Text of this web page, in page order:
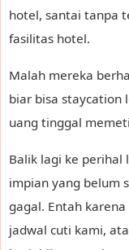
hotel, santai tanpa
fasilitas hotel.
Malah mereka
biar bisa staycation
uang tinggal
Balik lagi ke perihal
impian yang belum
gagal. Entah
jadwal cuti kami,